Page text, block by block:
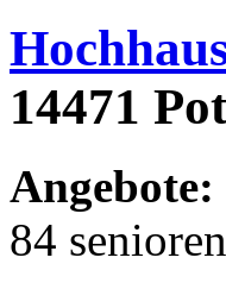
14471
Angebote:
84